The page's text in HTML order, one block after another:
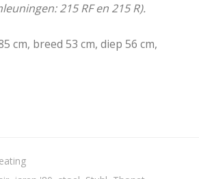
215 RF en 215 R).
cm, breed 53 cm, diep 56 cm,